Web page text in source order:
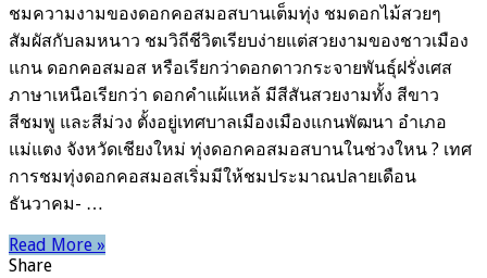
เชียงใหม่
ชมความงามของดอกคอสมอสบานเต็มทุ่ง ชมดอกไม้สวยๆ
สัมผัสกับลมหนาว ชมวิถีชีวิตเรียบง่ายแต่สวยงามของชาวเมือง
แกน ดอกคอสมอส หรือเรียกว่าดอกดาวกระจายพันธุ์ฝรั่งเศส
ภาษาเหนือเรียกว่า ดอกคำแผ้แหล้ มีสีสันสวยงามทั้ง สีขาว
สีชมพู และสีม่วง ตั้งอยู่เทศบาลเมืองเมืองแกนพัฒนา อำเภอ
แม่แตง จังหวัดเชียงใหม่ ทุ่งดอกคอสมอสบานในช่วงใหน ? เทศ
การชมทุ่งดอกคอสมอสเริ่มมีให้ชมประมาณปลายเดือน
ธันวาคม- …
Read More »
Share